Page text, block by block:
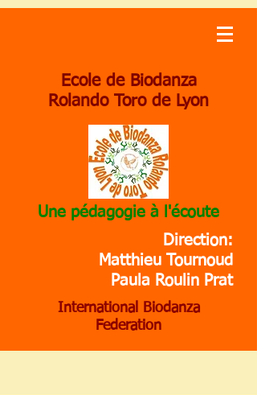
Ecole de Biodanza
Rolando Toro de Lyon
Une pédagogie à l'écoute
Direction:
Matthieu Tournoud
Paula Roulin Prat
International Biodanza
Federation